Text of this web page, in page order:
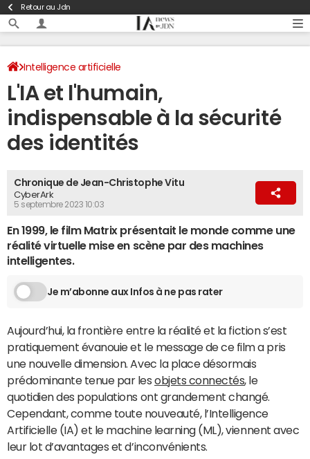
Retour au Jdn
Intelligence artificielle
L'IA et l'humain,
indispensable à la sécurité
des identités
Chronique de Jean-Christophe Vitu
CyberArk
5 septembre 2023 10:03
En 1999, le film Matrix présentait le monde comme une
réalité virtuelle mise en scène par des machines
intelligentes.
Je m’abonne aux Infos à ne pas rater
Aujourd’hui, la frontière entre la réalité et la fiction s’est
pratiquement évanouie et le message de ce film a pris
une nouvelle dimension. Avec la place désormais
prédominante tenue par lesobjets connectés, le
quotidien des populations ont grandement changé.
Cependant, comme toute nouveauté, l’Intelligence
Artificielle (IA) et le machine learning (ML), viennent avec
leur lot d’avantages et d’inconvénients.